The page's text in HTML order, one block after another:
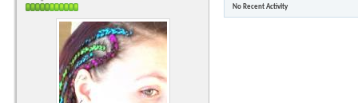
No Recent Activity